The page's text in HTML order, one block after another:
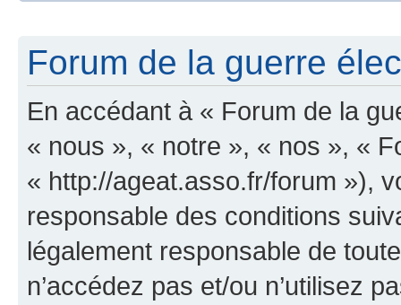
Forum de la guerre
En accédant à « Forum de la
« nous », « notre », « nos », «
« http://ageat.asso.fr/forum »),
responsable des conditions
légalement responsable de
n’accédez pas et/ou n’utilisez